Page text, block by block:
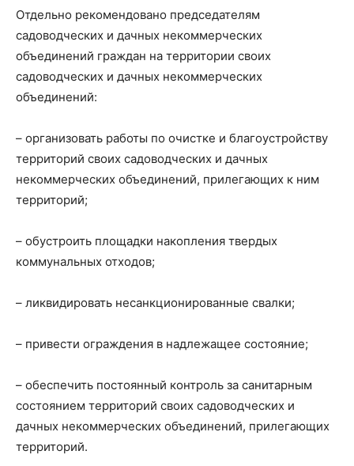
Отдельно рекомендовано председателям
садоводческих и дачных некоммерческих
объединений граждан на территории своих
садоводческих и дачных некоммерческих
объединений:
– организовать работы по очистке и благоустройству
территорий своих садоводческих и дачных
некоммерческих объединений, прилегающих к ним
территорий;
– обустроить площадки накопления твердых
коммунальных отходов;
– ликвидировать несанкционированные свалки;
– привести ограждения в надлежащее состояние;
– обеспечить постоянный контроль за санитарным
состоянием территорий своих садоводческих и
дачных некоммерческих объединений, прилегающих
территорий.